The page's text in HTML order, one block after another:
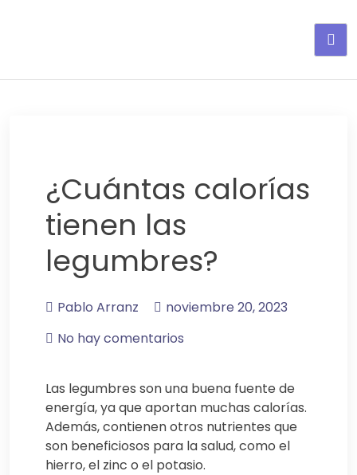
¿Cuántas calorías
tienen las
legumbres?
Pablo Arranz
noviembre 20, 2023
No hay comentarios
Las legumbres son una buena fuente de
energía, ya que aportan muchas calorías.
Además, contienen otros nutrientes que
son beneficiosos para la salud, como el
hierro, el zinc o el potasio.